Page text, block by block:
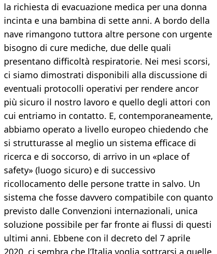
la richiesta di evacuazione medica per una donna
incinta e una bambina di sette anni. A bordo della
nave rimangono tuttora altre persone con urgente
bisogno di cure mediche, due delle quali
presentano difficoltà respiratorie. Nei mesi scorsi,
ci siamo dimostrati disponibili alla discussione di
eventuali protocolli operativi per rendere ancor
più sicuro il nostro lavoro e quello degli attori con
cui entriamo in contatto. E, contemporaneamente,
abbiamo operato a livello europeo chiedendo che
si strutturasse al meglio un sistema efficace di
ricerca e di soccorso, di arrivo in un «place of
safety» (luogo sicuro) e di successivo
ricollocamento delle persone tratte in salvo. Un
sistema che fosse davvero compatibile con quanto
previsto dalle Convenzioni internazionali, unica
soluzione possibile per far fronte ai flussi di questi
ultimi anni. Ebbene con il decreto del 7 aprile
2020, ci sembra che l’Italia voglia sottrarsi a quelle